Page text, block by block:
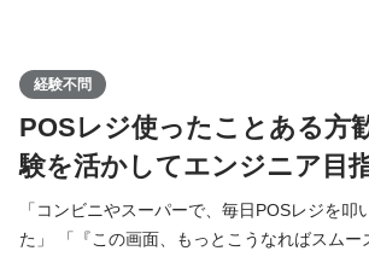
経験不問
POSレジ使ったことある方
験を活かしてエンジニア目
「コンビニやスーパーで、毎日POSレジを叩
た」 「『この画面、もっとこうなればスムー